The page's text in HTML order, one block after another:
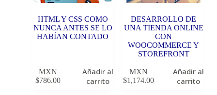
HTML Y CSS COMO
NUNCA ANTES SE LO
HABÍAN CONTADO
MXN
$786.00
Añadir al
carrito
DESARROLLO DE
UNA TIENDA ONLINE
CON
WOOCOMMERCE Y
STOREFRONT
MXN
$1,174.00
Añadir al
carrito